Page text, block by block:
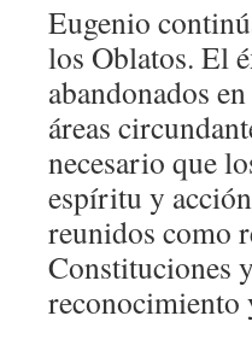
Eugenio
los Oblatos. El
abandonados
áreas
necesario que
espíritu y
reunidos como
Constituciones
reconocimiento